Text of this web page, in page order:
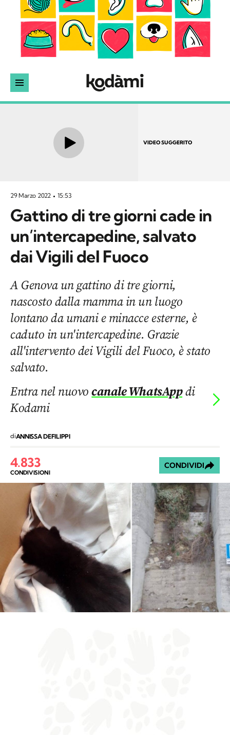
VIDEO SUGGERITO
29 Marzo 2022 15:53
Gattino di tre giorni cade in
un’intercapedine, salvato
dai Vigili del Fuoco
A Genova un gattino di tre giorni,
nascosto dalla mamma in un luogo
lontano da umani e minacce esterne, è
caduto in un'intercapedine. Grazie
all'intervento dei Vigili del Fuoco, è stato
salvato.
Entra nel nuovocanale WhatsAppdi
Kodami
diANNISSA DEFILIPPI
4.833
CONDIVISIONI
CONDIVIDI